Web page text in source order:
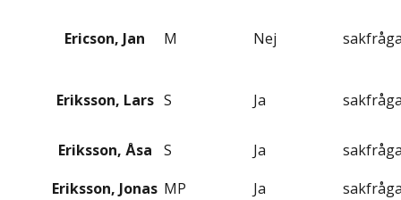
Ericson, Jan M Nej
Eriksson, Lars S Ja
Eriksson, Åsa S Ja
Eriksson, Jonas MP Ja